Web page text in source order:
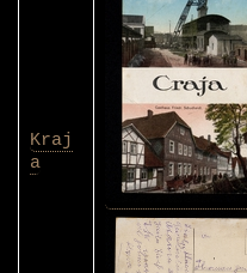
Kraj
a